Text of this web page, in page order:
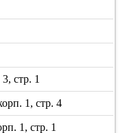
стр. 1
1, стр. 4
1, стр. 1